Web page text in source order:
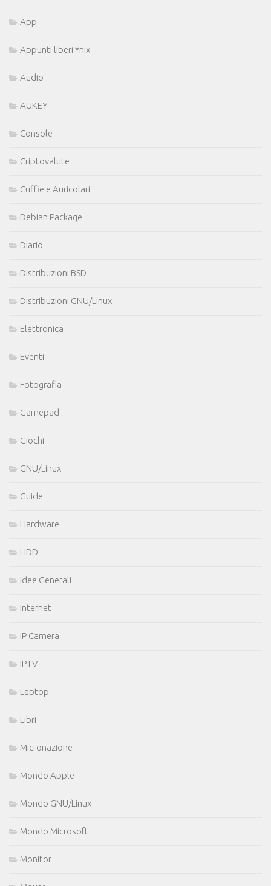
App
Appunti liberi *nix
Audio
AUKEY
Console
Criptovalute
Cuffie e Auricolari
Debian Package
Diario
Distribuzioni BSD
Distribuzioni GNU/Linux
Elettronica
Eventi
Fotografia
Gamepad
Giochi
GNU/Linux
Guide
Hardware
HDD
Idee Generali
Internet
IP Camera
IPTV
Laptop
Libri
Micronazione
Mondo Apple
Mondo GNU/Linux
Mondo Microsoft
Monitor